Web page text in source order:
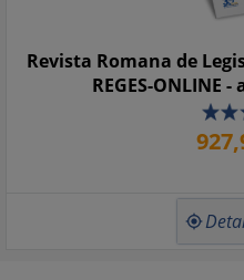
Revista Romana de
REGES-ONLINE
927,
